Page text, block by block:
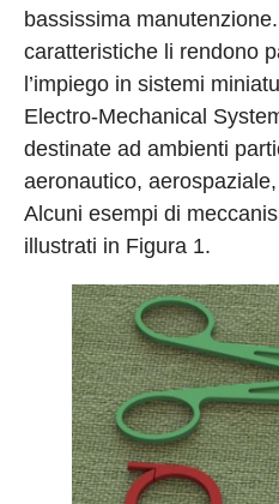
bassissima
caratteristiche li rendono
l’impiego in sistemi
Electro-Mechanical
destinate ad ambienti
aeronautico,
Alcuni esempi di
illustrati in Figura 1.